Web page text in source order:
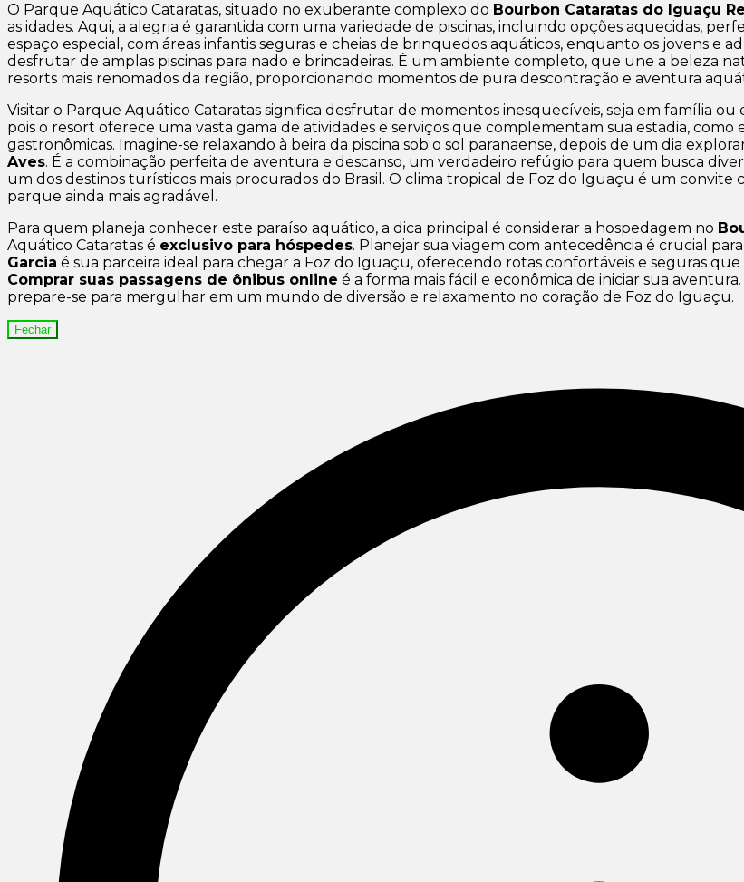
O Parque Aquático Cataratas, situado no exuberante complexo do Bourbon Cataratas do Iguaçu
as idades. Aqui, a alegria é garantida com uma variedade de piscinas, incluindo opções aquecidas,
espaço especial, com áreas infantis seguras e cheias de brinquedos aquáticos, enquanto os jovens e
desfrutar de amplas piscinas para nado e brincadeiras. É um ambiente completo, que une a beleza
resorts mais renomados da região, proporcionando momentos de pura descontração e aventura
Visitar o Parque Aquático Cataratas significa desfrutar de momentos inesquecíveis, seja em família ou
pois o resort oferece uma vasta gama de atividades e serviços que complementam sua estadia, como
gastronômicas. Imagine-se relaxando à beira da piscina sob o sol paranaense, depois de um dia
Aves. É a combinação perfeita de aventura e descanso, um verdadeiro refúgio para quem busca
um dos destinos turísticos mais procurados do Brasil. O clima tropical de Foz do Iguaçu é um convite
parque ainda mais agradável.
Para quem planeja conhecer este paraíso aquático, a dica principal é considerar a hospedagem no
Aquático Cataratas é exclusivo para hóspedes. Planejar sua viagem com antecedência é crucial
Garcia é sua parceira ideal para chegar a Foz do Iguaçu, oferecendo rotas confortáveis e seguras
Comprar suas passagens de ônibus online é a forma mais fácil e econômica de iniciar sua
prepare-se para mergulhar em um mundo de diversão e relaxamento no coração de Foz do Iguaçu.
Fechar